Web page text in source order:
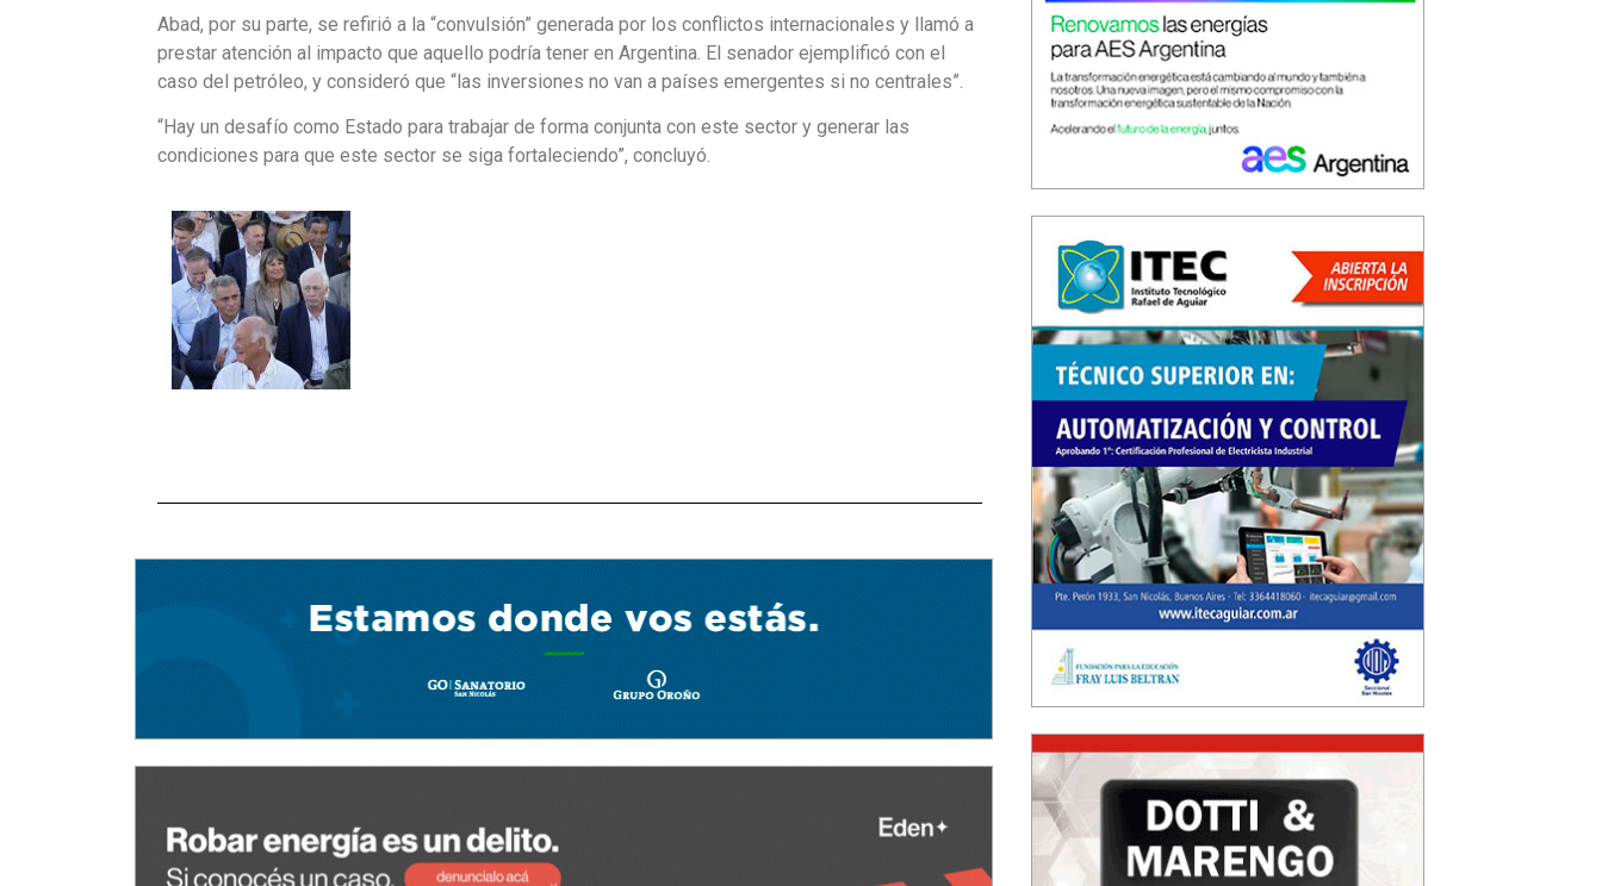
Abad, por su parte, se refirió a la “convulsión” generada por los conflictos internacionales y llamó a
prestar atención al impacto que aquello podría tener en Argentina. El senador ejemplificó con el
caso del petróleo, y consideró que “las inversiones no van a países emergentes si no centrales”.
“Hay un desafío como Estado para trabajar de forma conjunta con este sector y generar las
condiciones para que este sector se siga fortaleciendo”, concluyó.